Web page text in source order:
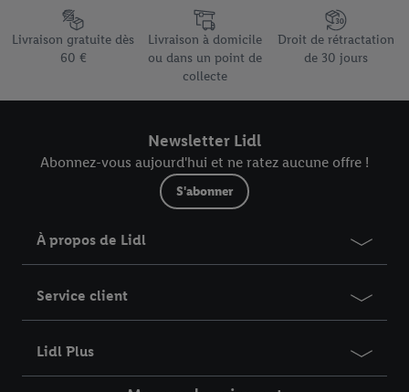
Élément du pied de page avec les différents arguments de
Livraison gratuite dès
60 €
Livraison à domicile
ou dans un point de
collecte
Droit de rétractation
de 30 jours
Newsletter Lidl
Abonnez-vous aujourd'hui et ne ratez aucune offre !
S'abonner
À propos de Lidl
Service client
Lidl Plus
pour l’avenir dans notre
déclaration relative à la protection des
données.Vous trouverez les impressions ici.